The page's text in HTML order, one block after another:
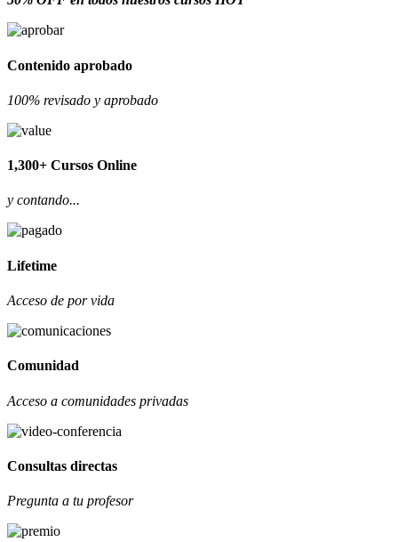
Contenido aprobado
100% revisado y aprobado
1,300+ Cursos Online
y contando...
Lifetime
Acceso de por vida
Comunidad
Acceso a comunidades privadas
Consultas directas
Pregunta a tu profesor